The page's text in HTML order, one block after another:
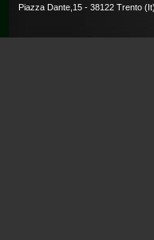
Piazza Dante,15 - 38122 Trento